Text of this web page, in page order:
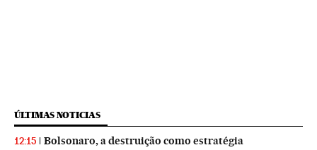
ÚLTIMAS NOTICIAS
12:15 Bolsonaro, a destruição como estratégia